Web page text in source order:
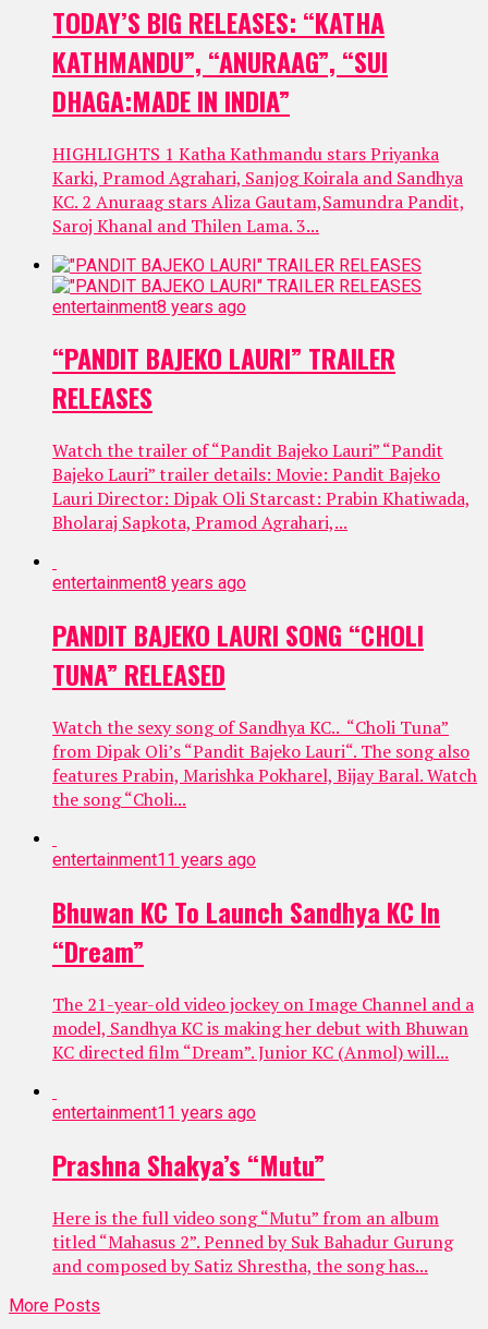
TODAY’S BIG RELEASES: “KATHA
KATHMANDU”, “ANURAAG”, “SUI
DHAGA:MADE IN INDIA”
HIGHLIGHTS 1 Katha Kathmandu stars Priyanka
Karki, Pramod Agrahari, Sanjog Koirala and Sandhya
KC. 2 Anuraag stars Aliza Gautam,Samundra Pandit,
Saroj Khanal and Thilen Lama. 3...
entertainment8 years ago
“PANDIT BAJEKO LAURI” TRAILER
RELEASES
Watch the trailer of “Pandit Bajeko Lauri” “Pandit
Bajeko Lauri” trailer details: Movie: Pandit Bajeko
Lauri Director: Dipak Oli Starcast: Prabin Khatiwada,
Bholaraj Sapkota, Pramod Agrahari,...
entertainment8 years ago
PANDIT BAJEKO LAURI SONG “CHOLI
TUNA” RELEASED
Watch the sexy song of Sandhya KC.. “Choli Tuna”
from Dipak Oli’s “Pandit Bajeko Lauri“. The song also
features Prabin, Marishka Pokharel, Bijay Baral. Watch
the song “Choli...
entertainment11 years ago
Bhuwan KC To Launch Sandhya KC In
“Dream”
The 21-year-old video jockey on Image Channel and a
model, Sandhya KC is making her debut with Bhuwan
KC directed film “Dream”. Junior KC (Anmol) will...
entertainment11 years ago
Prashna Shakya’s “Mutu”
Here is the full video song “Mutu” from an album
titled “Mahasus 2”. Penned by Suk Bahadur Gurung
and composed by Satiz Shrestha, the song has...
More Posts